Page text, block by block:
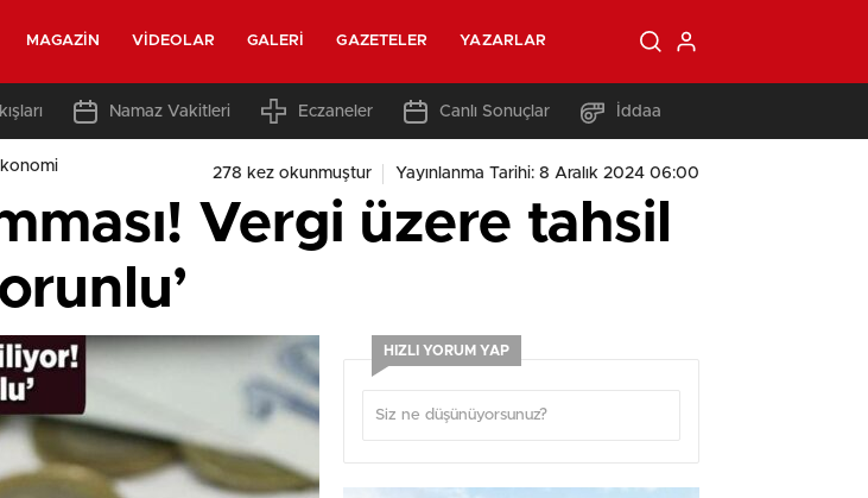
MAGAZIN VIDEOLAR GALERI GAZETELER YAZARLAR
Namaz Vakitleri Eczaneler Canlı Sonuçlar İddaa
278 kez okunmuştur Yayınlanma Tarihi: 8 Aralık 2024 06:00
Vergi üzere tahsil
HIZLI YORUM YAP